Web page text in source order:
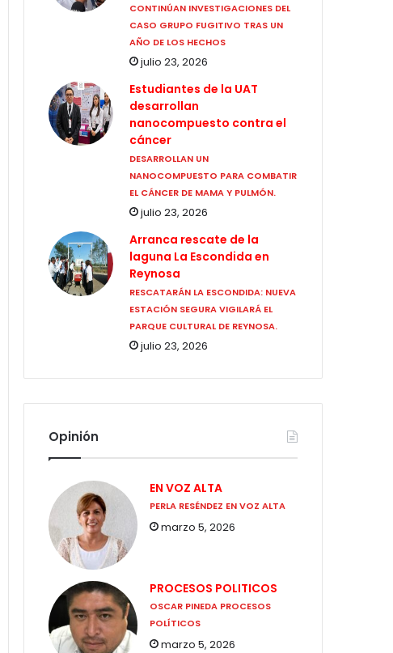
CONTINÚAN INVESTIGACIONES DEL
CASO GRUPO FUGITIVO TRAS UN
AÑO DE LOS HECHOS
julio 23, 2026
Estudiantes de la UAT
desarrollan
nanocompuesto contra el
cáncer
DESARROLLAN UN
NANOCOMPUESTO PARA COMBATIR
EL CÁNCER DE MAMA Y PULMÓN.
julio 23, 2026
Arranca rescate de la
laguna La Escondida en
Reynosa
RESCATARÁN LA ESCONDIDA: NUEVA
ESTACIÓN SEGURA VIGILARÁ EL
PARQUE CULTURAL DE REYNOSA.
julio 23, 2026
Opinión
EN VOZ ALTA
PERLA RESÉNDEZ EN VOZ ALTA
marzo 5, 2026
PROCESOS POLITICOS
OSCAR PINEDA PROCESOS
POLÍTICOS
marzo 5, 2026